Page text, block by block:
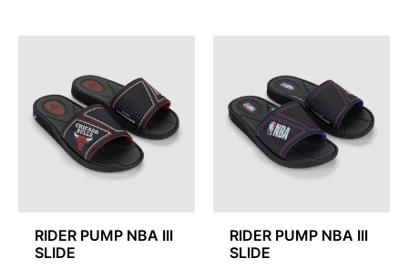
RIDER PUMP NBA III
SLIDE
RIDER PUMP NBA III
SLIDE